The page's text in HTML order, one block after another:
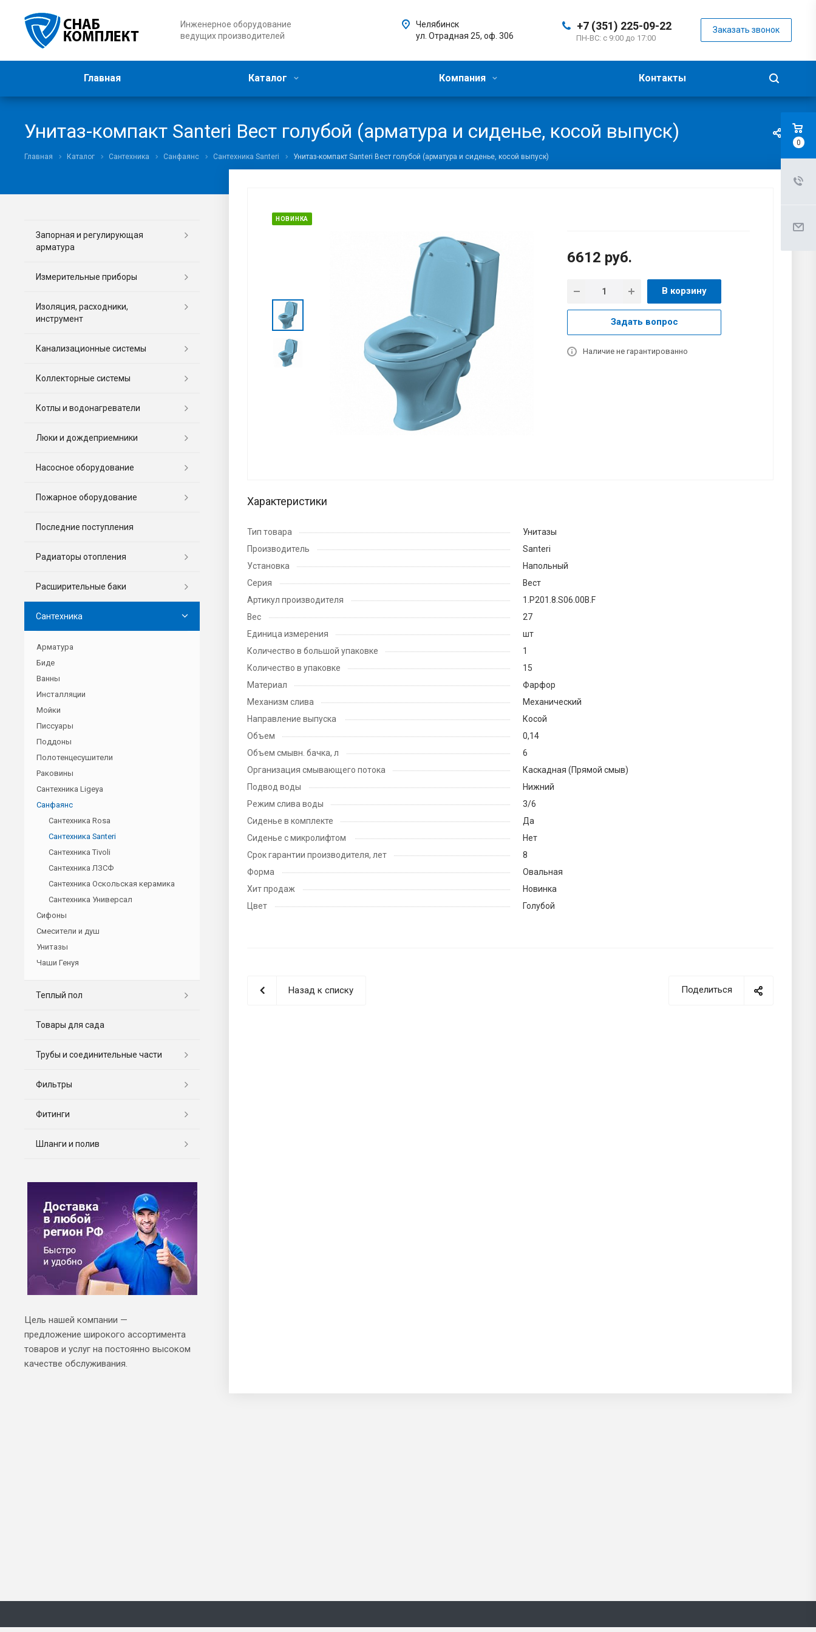
Инженерное оборудование
ведущих производителей
+7 (351) 225-09-22
ПН-ВС: с 9:00 до 17:00
Заказать звонок
Челябинск
ул. Отрадная 25, оф. 306
Главная Каталог Компания Контакты
Унитаз-компакт Santeri Вест голубой (арматура и сиденье, косой выпуск)
Главная Каталог Сантехника Санфаянс Сантехника Santeri Унитаз-компакт Santeri Вест голубой (арматура и сиденье, косой выпуск)
НОВИНКА
6612 руб.
В корзину
Задать вопрос
Наличие не гарантированно
Характеристики
Тип товара
Унитазы
Производитель
Santeri
Установка
Напольный
Серия
Вест
Артикул производителя
1.P201.8.S06.00B.F
Вес
27
Единица измерения
шт
Количество в большой упаковке
1
Количество в упаковке
15
Материал
Фарфор
Механизм слива
Механический
Направление выпуска
Косой
Объем
0,14
Объем смывн. бачка, л
6
Организация смывающего потока
Каскадная (Прямой смыв)
Подвод воды
Нижний
Режим слива воды
3/6
Сиденье в комплекте
Да
Сиденье с микролифтом
Нет
Срок гарантии производителя, лет
8
Форма
Овальная
Хит продаж
Новинка
Цвет
Голубой
Поделиться
Назад к списку
Запорная и регулирующая
арматура
Измерительные приборы
Изоляция, расходники,
инструмент
Канализационные системы
Коллекторные системы
Котлы и водонагреватели
Люки и дождеприемники
Насосное оборудование
Пожарное оборудование
Последние поступления
Радиаторы отопления
Расширительные баки
Сантехника
Арматура
Биде
Ванны
Инсталляции
Мойки
Писсуары
Поддоны
Полотенцесушители
Раковины
Сантехника Ligeya
Санфаянс
Сантехника Rosa
Сантехника Santeri
Сантехника Tivoli
Сантехника ЛЗСФ
Сантехника Оскольская керамика
Сантехника Универсал
Сифоны
Смесители и душ
Унитазы
Чаши Генуя
Теплый пол
Товары для сада
Трубы и соединительные части
Фильтры
Фитинги
Шланги и полив
Цель нашей компании —
предложение широкого ассортимента
товаров и услуг на постоянно высоком
качестве обслуживания.
0